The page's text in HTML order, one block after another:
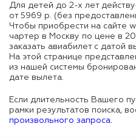
Для детей до 2-х лет
от 5969 р. (без
Чтобы приобрести на сайте
чартер в Москву по цене в
заказать авиабилет с датой
На этой странице
из нашей системы
дате вылета.
Если длительность Вашего
рамки результатов поиска,
произвольного запроса.